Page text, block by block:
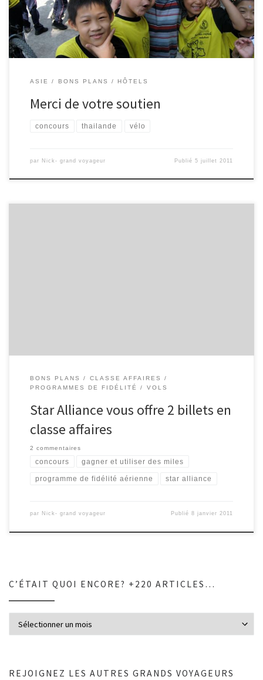
des enfants et ils voulaient […]
ASIE BONS PLANS HÔTELS
Merci de votre soutien
concours thailande vélo
par Nick- grand voyageur Publié5 juillet 2011
BONS PLANS
CLASSE AFFAIRES
PROGRAMMES DE FIDÉLITÉ
VOLS
Star Alliance vous offre 2 billets en
classe affaires
2 commentaires
concours gagner et utiliser des miles
programme de fidélité aérienne star alliance
par Nick- grand voyageur Publié8 janvier 2011
C’ÉTAIT QUOI ENCORE? +220 ARTICLES…
REJOIGNEZ LES AUTRES GRANDS VOYAGEURS